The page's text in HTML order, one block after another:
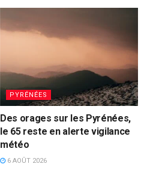
PYRÉNÉES
Des orages sur les Pyrénées,
le 65 reste en alerte vigilance
météo
6 AOÛT 2026